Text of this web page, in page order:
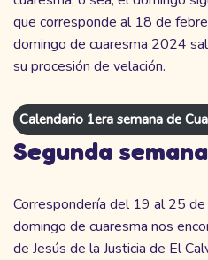
que corresponde al 18 de
domingo de cuaresma 2024
su procesión de velación.
Calendario 1era semana de
Segunda
Correspondería del 19 al 25
domingo de cuaresma nos
de Jesús de la Justicia de El